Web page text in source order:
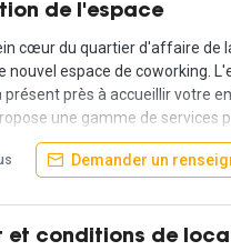
de l'espace
cœur du quartier d'affaire de
nouvel espace de coworking.
présent près à accueillir votre
une gamme de services
m² d’espaces ouverts,
380 m² de terrasse sur les
coworking, ce très grand et
accueillir 16
Demander un
et conditions de